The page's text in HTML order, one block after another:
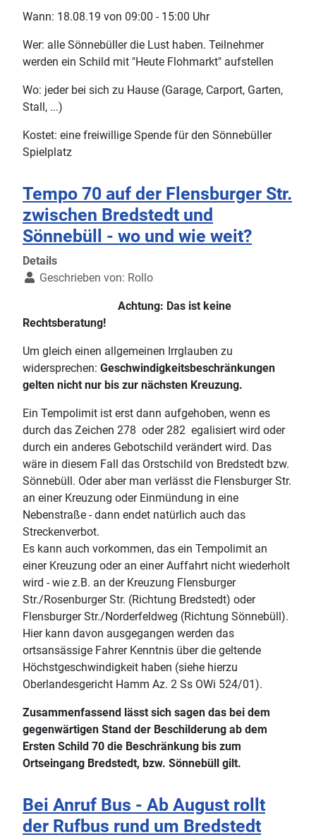
Wann: 18.08.19 von 09:00 - 15:00 Uhr
Wer: alle Sönnebüller die Lust haben. Teilnehmer
werden ein Schild mit "Heute Flohmarkt" aufstellen
Wo: jeder bei sich zu Hause (Garage, Carport, Garten,
Stall, ...)
Kostet: eine freiwillige Spende für den Sönnebüller
Spielplatz
Tempo 70 auf der Flensburger Str.
zwischen Bredstedt und
Sönnebüll - wo und wie weit?
Details
Geschrieben von: Rollo
Achtung: Das ist keine
Rechtsberatung!
Um gleich einen allgemeinen Irrglauben zu
widersprechen: Geschwindigkeitsbeschränkungen
gelten nicht nur bis zur nächsten Kreuzung.
Ein Tempolimit ist erst dann aufgehoben, wenn es
durch das Zeichen 278 oder 282 egalisiert wird oder
durch ein anderes Gebotschild verändert wird. Das
wäre in diesem Fall das Orstschild von Bredstedt bzw.
Sönnebüll. Oder aber man verlässt die Flensburger Str.
an einer Kreuzung oder Einmündung in eine
Nebenstraße - dann endet natürlich auch das
Streckenverbot.
Es kann auch vorkommen, das ein Tempolimit an
einer Kreuzung oder an einer Auffahrt nicht wiederholt
wird - wie z.B. an der Kreuzung Flensburger
Str./Rosenburger Str. (Richtung Bredstedt) oder
Flensburger Str./Norderfeldweg (Richtung Sönnebüll).
Hier kann davon ausgegangen werden das
ortsansässige Fahrer Kenntnis über die geltende
Höchstgeschwindigkeit haben (siehe hierzu
Oberlandesgericht Hamm Az. 2 Ss OWi 524/01).
Zusammenfassend lässt sich sagen das bei dem
gegenwärtigen Stand der Beschilderung ab dem
Ersten Schild 70 die Beschränkung bis zum
Ortseingang Bredstedt, bzw. Sönnebüll gilt.
Bei Anruf Bus - Ab August rollt
der Rufbus rund um Bredstedt